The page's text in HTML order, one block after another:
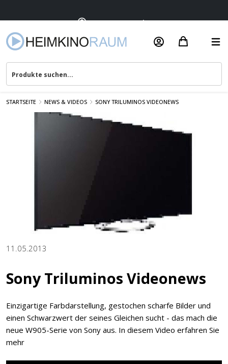
STARTSEITE NEWS & VIDEOS SONY TRILUMINOS VIDEONEWS
11.05.2013
Sony Triluminos Videonews
Einzigartige Farbdarstellung, gestochen scharfe Bilder und
einen Schwarzwert der seines Gleichen sucht - das mach die
neue W905-Serie von Sony aus. In diesem Video erfahren Sie
mehr